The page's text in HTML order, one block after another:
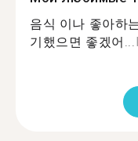
음식 이나 좋아하
기했으면 좋겠어...